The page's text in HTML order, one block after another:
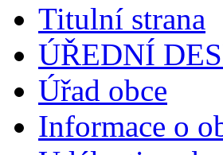
Titulní strana
ÚŘEDNÍ
Úřad obce
Informace o